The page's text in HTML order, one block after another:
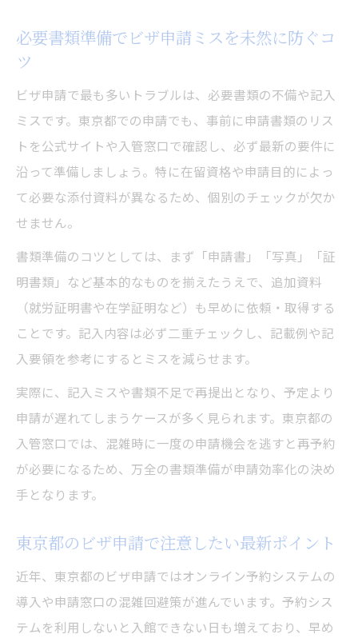
28時間ルールや就労制限の最新ポイントを解説
解
就労制限と資格外活動許可の最新動向を解
説
ビザ申請進行中の就労制限チェック方法
ビザ申請後の審査期間の目安と確認方法
進捗管理でストレスを減らすビザ申請の工
審査状況を効率よく把握する進捗確認術
ビザ申請後の連絡通知を見逃さない管理方
法
申請後の追加書類対応と迅速な進捗管理
法
ビザ申請書類整理でミスを防ぐ実践ポイン
ト
効率的な対応でビザ申請の再提出リスクを
必要書類準備でビザ申請ミスを未然に防ぐコ
ツ
ビザ申請で最も多いトラブルは、必要書類の不備や記入
ミスです。東京都での申請でも、事前に申請書類のリス
トを公式サイトや入管窓口で確認し、必ず最新の要件に
沿って準備しましょう。特に在留資格や申請目的によっ
て必要な添付資料が異なるため、個別のチェックが欠か
せません。
書類準備のコツとしては、まず「申請書」「写真」「証
明書類」など基本的なものを揃えたうえで、追加資料
（就労証明書や在学証明など）も早めに依頼・取得する
ことです。記入内容は必ず二重チェックし、記載例や記
入要領を参考にするとミスを減らせます。
実際に、記入ミスや書類不足で再提出となり、予定より
申請が遅れてしまうケースが多く見られます。東京都の
入管窓口では、混雑時に一度の申請機会を逃すと再予約
が必要になるため、万全の書類準備が申請効率化の決め
手となります。
東京都のビザ申請で注意したい最新ポイント
近年、東京都のビザ申請ではオンライン予約システムの
導入や申請窓口の混雑回避策が進んでいます。予約シス
テムを利用しないと入館できない日も増えており、早め